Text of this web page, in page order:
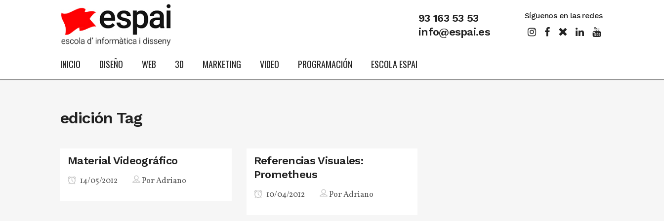
93 163 53 53
info@espai.es
Síguenos en las redes
INICIO DISEÑO WEB 3D MARKETING VIDEO PROGRAMACIÓN ESCOLA ESPAI
edición Tag
Material Videográfico
14/05/2012 PorAdriano
Referencias Visuales:
Prometheus
10/04/2012 PorAdriano